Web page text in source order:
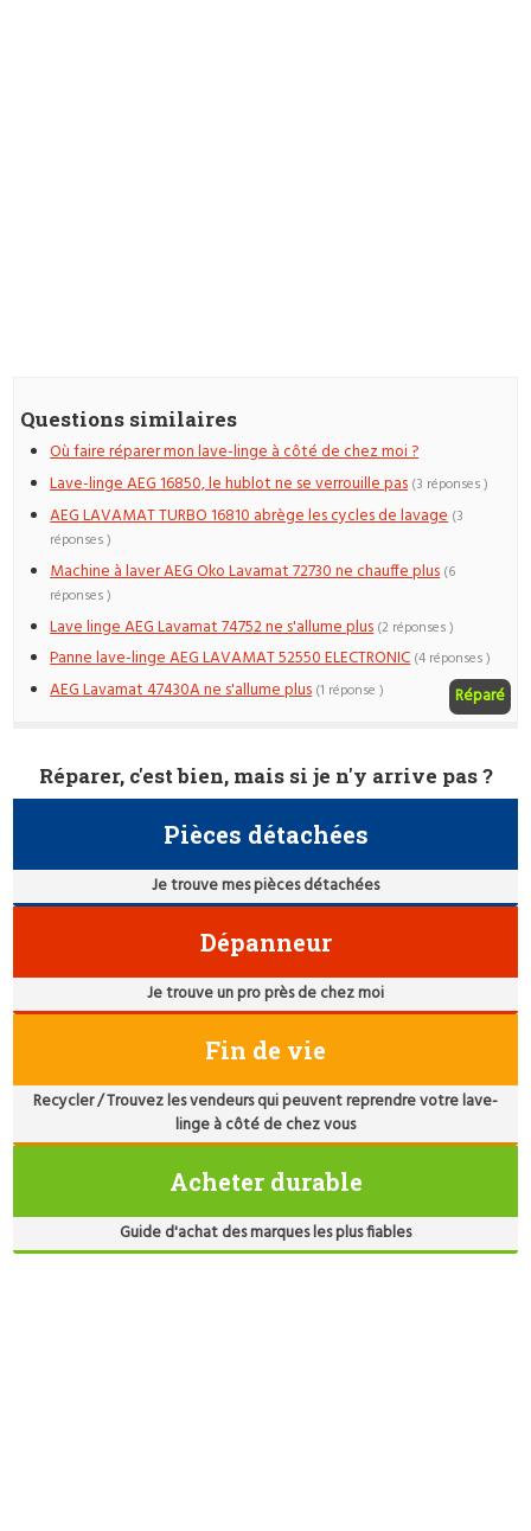
Questions similaires
Où faire réparer mon lave-linge à côté de chez moi ?
Lave-linge AEG 16850, le hublot ne se verrouille pas (3 réponses )
AEG LAVAMAT TURBO 16810 abrège les cycles de lavage (3
réponses )
Machine à laver AEG Oko Lavamat 72730 ne chauffe plus (6
réponses )
Lave linge AEG Lavamat 74752 ne s'allume plus (2 réponses )
Panne lave-linge AEG LAVAMAT 52550 ELECTRONIC (4 réponses )
AEG Lavamat 47430A ne s'allume plus Réparé
(1 réponse )
Réparer, c'est bien, mais si je n'y arrive pas ?
Pièces détachées
Je trouve mes pièces détachées
Dépanneur
Je trouve un pro près de chez moi
Fin de vie
Recycler / Trouvez les vendeurs qui peuvent reprendre votre lave-
linge à côté de chez vous
Acheter durable
Guide d'achat des marques les plus fiables